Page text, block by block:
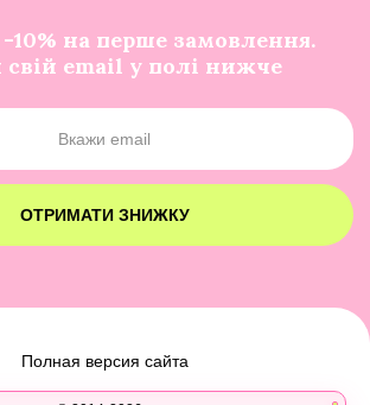
на перше замовлення.
email у полі нижче
ОТРИМАТИ ЗНИЖКУ
Полная версия сайта